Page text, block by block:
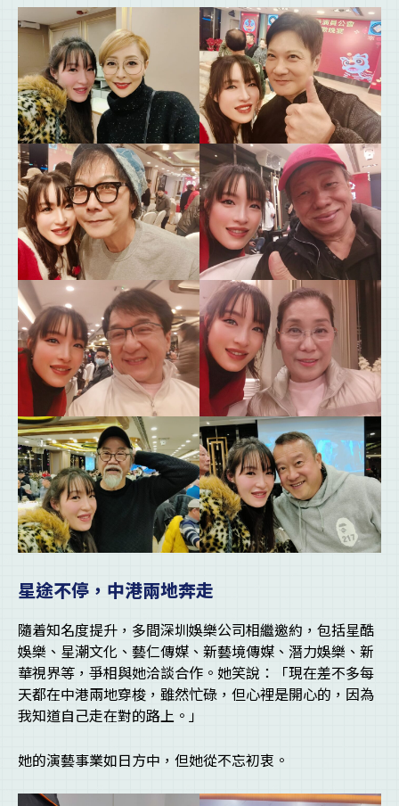
星途不停，中港兩地奔走
隨着知名度提升，多間深圳娛樂公司相繼邀約，包括星酷
娛樂、星潮文化、藝仁傳媒、新藝境傳媒、潛力娛樂、新
華視界等，爭相與她洽談合作。她笑說：「現在差不多每
天都在中港兩地穿梭，雖然忙碌，但心裡是開心的，因為
我知道自己走在對的路上。」
她的演藝事業如日方中，但她從不忘初衷。